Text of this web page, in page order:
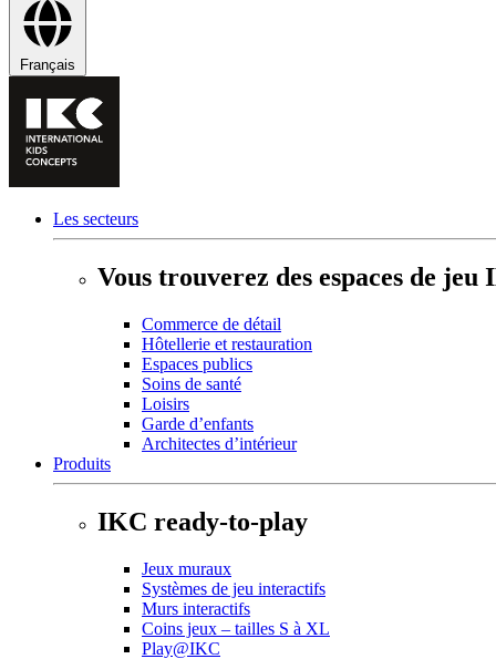
Français
Les secteurs
Vous trouverez des espaces de jeu
Commerce de détail
Hôtellerie et restauration
Espaces publics
Soins de santé
Loisirs
Garde d’enfants
Architectes d’intérieur
Produits
IKC ready-to-play
Jeux muraux
Systèmes de jeu interactifs
Murs interactifs
Coins jeux – tailles S à XL
Play@IKC